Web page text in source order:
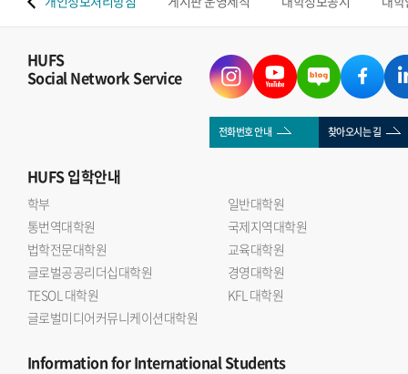
HUFS
Social Network Service
전화번호 안내 찾아오시는 길
HUFS입학안내
학부
일반대학원
통번역대학원
국제지역대학원
법학전문대학원
교육대학원
글로벌공공리더십대학원
경영대학원
TESOL 대학원
KFL 대학원
글로벌미디어커뮤니케이션대학원
Informationfor International Students